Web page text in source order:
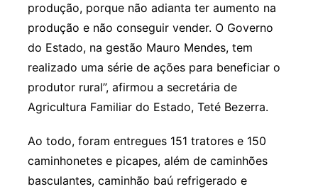
produção, porque não adianta ter aumento na
produção e não conseguir vender. O Governo
do Estado, na gestão Mauro Mendes, tem
realizado uma série de ações para beneficiar o
produtor rural”, afirmou a secretária de
Agricultura Familiar do Estado, Teté Bezerra.
Ao todo, foram entregues 151 tratores e 150
caminhonetes e picapes, além de caminhões
basculantes, caminhão baú refrigerado e